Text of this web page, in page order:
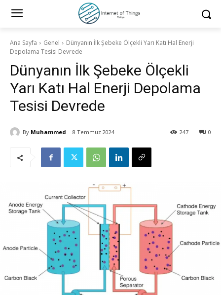
Ana Sayfa Genel
Dünyanın İlk Şebeke Ölçekli Yarı Katı Hal Enerji
Depolama Tesisi Devrede
Dünyanın İlk Şebeke Ölçekli
Yarı Katı Hal Enerji Depolama
Tesisi Devrede
By Muhammed 8 Temmuz 2024 0
247